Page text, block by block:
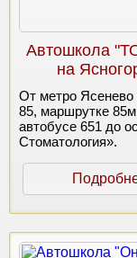
Автошкола
на
От метро Ясенево
85, маршрутке
автобусе 651 до
Стоматология».